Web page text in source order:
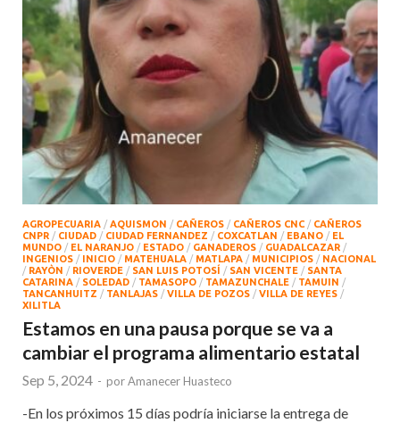
AGROPECUARIA / AQUISMON / CAÑEROS / CAÑEROS CNC / CAÑEROS
CNPR / CIUDAD / CIUDAD FERNANDEZ / COXCATLAN / EBANO / EL
MUNDO / EL NARANJO / ESTADO / GANADEROS / GUADALCAZAR /
INGENIOS / INICIO / MATEHUALA / MATLAPA / MUNICIPIOS / NACIONAL
/ RAYÒN / RIOVERDE / SAN LUIS POTOSÍ / SAN VICENTE / SANTA
CATARINA / SOLEDAD / TAMASOPO / TAMAZUNCHALE / TAMUIN /
TANCANHUITZ / TANLAJAS / VILLA DE POZOS / VILLA DE REYES /
XILITLA
Estamos en una pausa porque se va a
cambiar el programa alimentario estatal
Sep 5, 2024 - porAmanecer Huasteco
-En los próximos 15 días podría iniciarse la entrega de